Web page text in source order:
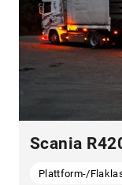
Scania
Plattform-/